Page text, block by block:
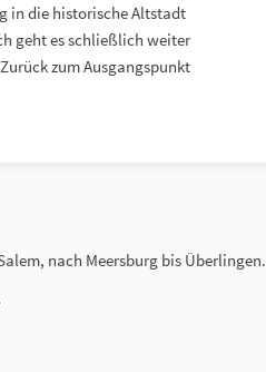
in die historische Altstadt
geht es schließlich weiter
zum Ausgangspunkt
nach Meersburg bis Überlingen.